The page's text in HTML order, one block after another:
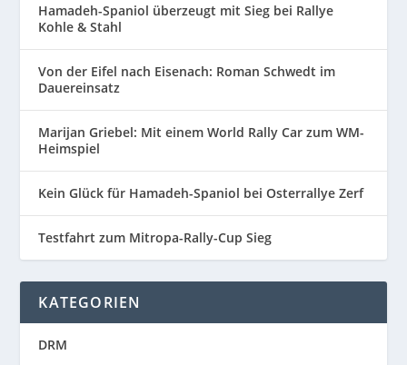
Hamadeh-Spaniol überzeugt mit Sieg bei Rallye
Kohle & Stahl
Von der Eifel nach Eisenach: Roman Schwedt im
Dauereinsatz
Marijan Griebel: Mit einem World Rally Car zum WM-
Heimspiel
Kein Glück für Hamadeh-Spaniol bei Osterrallye Zerf
Testfahrt zum Mitropa-Rally-Cup Sieg
KATEGORIEN
DRM